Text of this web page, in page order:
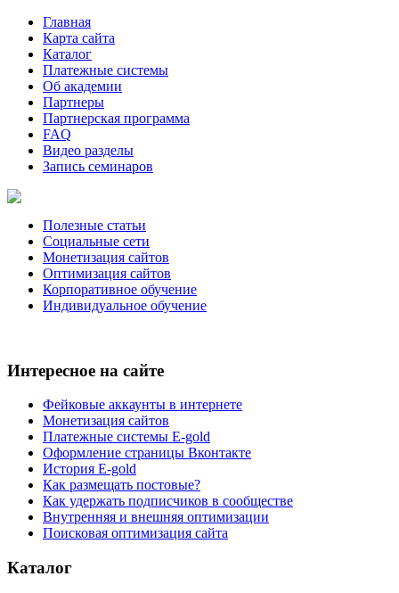
Главная
Карта сайта
Каталог
Платежные системы
Об академии
Партнеры
Партнерская программа
FAQ
Видео разделы
Запись семинаров
Полезные статьи
Социальные сети
Монетизация сайтов
Оптимизация сайтов
Корпоративное обучение
Индивидуальное обучение
Интересное на сайте
Фейковые аккаунты в интернете
Монетизация сайтов
Платежные системы E-gold
Оформление страницы Вконтакте
История E-gold
Как размещать постовые?
Как удержать подписчиков в сообществе
Внутренняя и внешняя оптимизации
Поисковая оптимизация сайта
Каталог